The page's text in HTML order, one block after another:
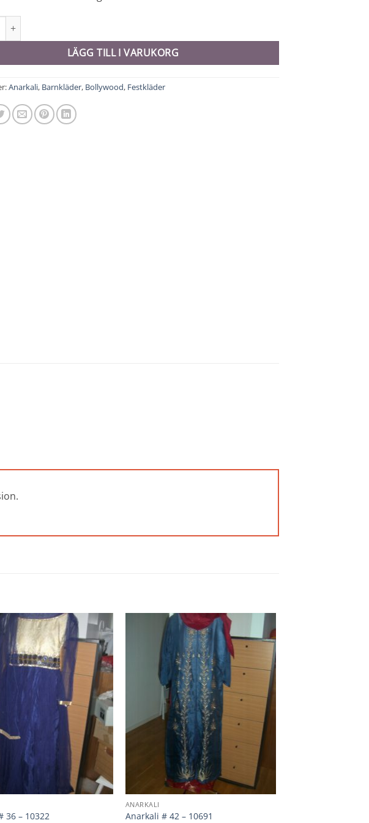
barn - 9256 mängd
LÄGG TILL I VARUKORG
Anarkali, Barnkläder, Bollywood, Festkläder
36 – 10322
ANARKALI
Anarkali # 42 – 10691